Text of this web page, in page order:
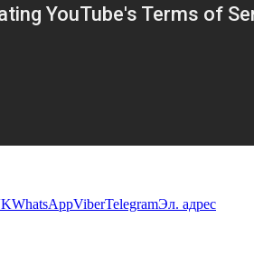
WhatsAppViberTelegramЭл. адрес